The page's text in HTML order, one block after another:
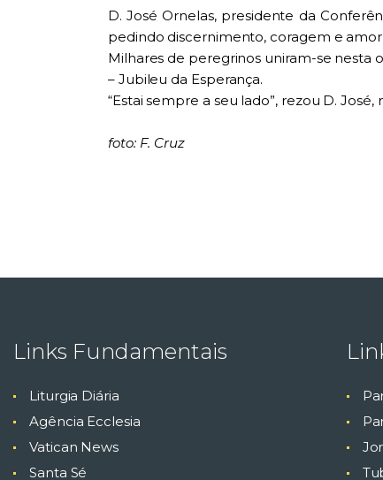
D. José Ornelas, presidente da
pedindo discernimento, coragem e
Milhares de peregrinos uniram-se nesta
– Jubileu da Esperança.
“Estai sempre a seu lado”, rezou D.
foto: F. Cruz
Links Fundamentais
Liturgia Diária
Agência Ecclesia
Vatican News
Santa Sé